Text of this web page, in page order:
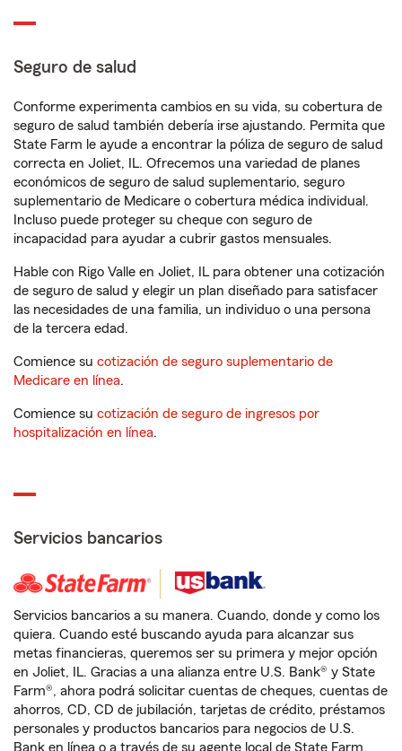
Seguro de salud
Conforme experimenta cambios en su vida, su cobertura de
seguro de salud también debería irse ajustando. Permita que
State Farm le ayude a encontrar la póliza de seguro de salud
correcta en Joliet, IL. Ofrecemos una variedad de planes
económicos de seguro de salud suplementario, seguro
suplementario de Medicare o cobertura médica individual.
Incluso puede proteger su cheque con seguro de
incapacidad para ayudar a cubrir gastos mensuales.
Hable con Rigo Valle en Joliet, IL para obtener una cotización
de seguro de salud y elegir un plan diseñado para satisfacer
las necesidades de una familia, un individuo o una persona
de la tercera edad.
Comience su cotización de seguro suplementario de
Medicare en línea.
Comience su cotización de seguro de ingresos por
hospitalización en línea.
Servicios bancarios
Servicios bancarios a su manera. Cuando, donde y como los
quiera. Cuando esté buscando ayuda para alcanzar sus
metas financieras, queremos ser su primera y mejor opción
en Joliet, IL. Gracias a una alianza entre U.S. Bank® y State
Farm®, ahora podrá solicitar cuentas de cheques, cuentas de
ahorros, CD, CD de jubilación, tarjetas de crédito, préstamos
personales y productos bancarios para negocios de U.S.
Bank en línea o a través de su agente local de State Farm.